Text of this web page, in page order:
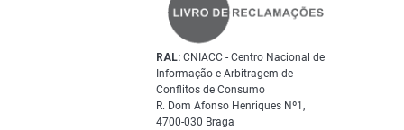
RAL: CNIACC - Centro Nacional de
Informação e Arbitragem de
Conflitos de Consumo
R. Dom Afonso Henriques Nº1,
4700-030 Braga